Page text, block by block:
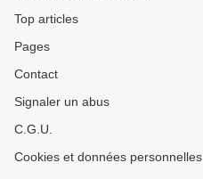
Top articles
Pages
Contact
Signaler un abus
C.G.U.
Cookies et données personnelles